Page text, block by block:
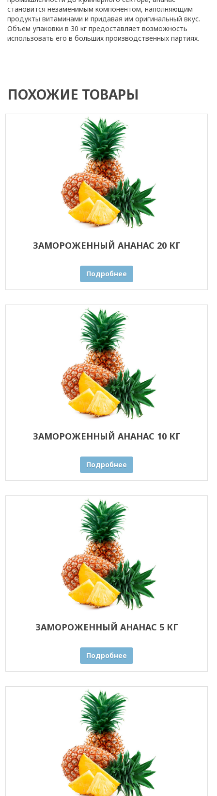
становится незаменимым компонентом, наполняющим
продукты витаминами и придавая им оригинальный вкус.
Объем упаковки в 30 кг предоставляет возможность
использовать его в больших производственных партиях.
ПОХОЖИЕ ТОВАРЫ
ЗАМОРОЖЕННЫЙ АНАНАС 20 КГ
Подробнее
ЗАМОРОЖЕННЫЙ АНАНАС 10 КГ
Подробнее
ЗАМОРОЖЕННЫЙ АНАНАС 5 КГ
Подробнее